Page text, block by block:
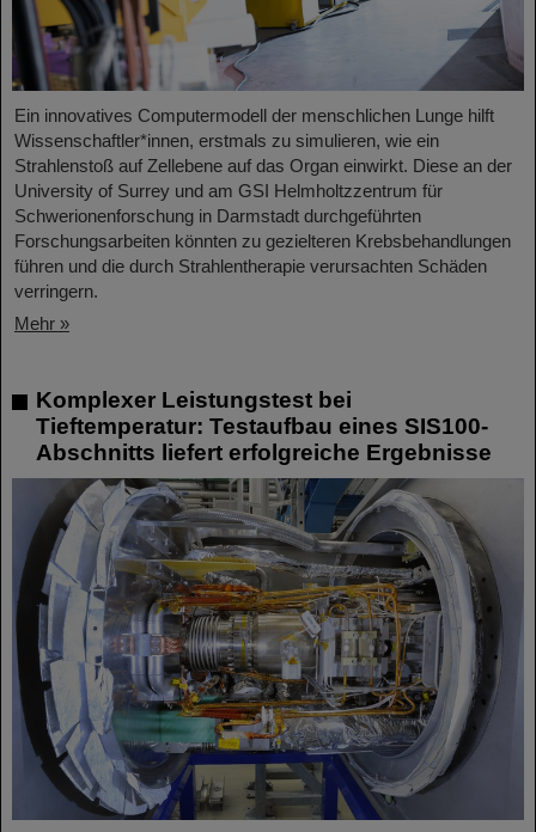
Ein innovatives Computermodell der menschlichen Lunge hilft
Wissenschaftler*innen, erstmals zu simulieren, wie ein
Strahlenstoß auf Zellebene auf das Organ einwirkt. Diese an der
University of Surrey und am GSI Helmholtzzentrum für
Schwerionenforschung in Darmstadt durchgeführten
Forschungsarbeiten könnten zu gezielteren Krebsbehandlungen
führen und die durch Strahlentherapie verursachten Schäden
verringern.
Mehr »
Komplexer Leistungstest bei
Tieftemperatur: Testaufbau eines SIS100-
Abschnitts liefert erfolgreiche Ergebnisse